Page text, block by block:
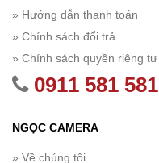
» Hướng dẫn thanh toán
» Chính sách đổi trả
» Chính sách quyền riêng tư
0911 581 581
NGỌC CAMERA
» Về chúng tôi